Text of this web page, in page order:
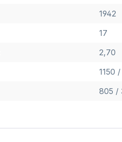
1942
17
2,70
1150
805 /